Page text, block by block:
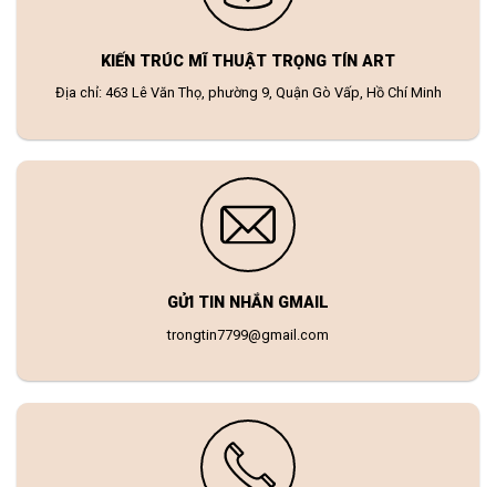
KIẾN TRÚC MĨ THUẬT TRỌNG TÍN ART
Địa chỉ: 463 Lê Văn Thọ, phường 9, Quận Gò Vấp, Hồ Chí Minh
GỬI TIN NHẮN GMAIL
trongtin7799@gmail.com